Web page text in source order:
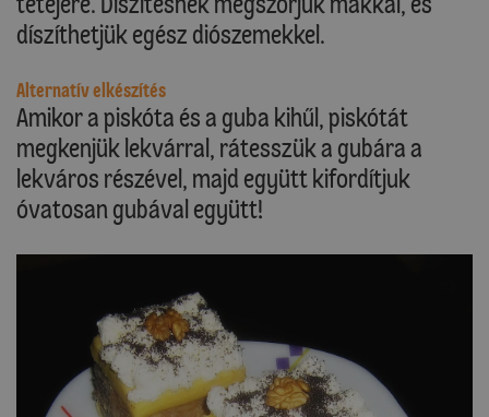
díszíthetjük egész diószemekkel.
Alternatív elkészítés
Amikor a piskóta és a guba kihűl, piskótát
megkenjük lekvárral, rátesszük a gubára a
lekváros részével, majd együtt kifordítjuk
óvatosan gubával együtt!